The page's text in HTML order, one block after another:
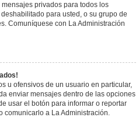
privados para todos los
para usted, o su grupo de
Comuníquese con La Administración
u ofensivos de un usuario en particular,
enviar mensajes dentro de las opciones
usar el botón para informar o reportar
comunicarlo a La Administración.